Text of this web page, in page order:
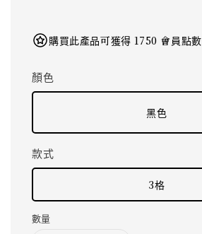
購買此產品可獲得 1750 會員點數
顏色
黑色
款式
3格
數量